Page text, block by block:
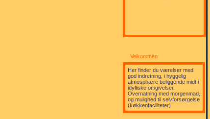
Velkommen
Her finder du værelser med
god indretning, i hyggelig
atmosphære beliggende midt i
idylliske omgivelser.
Overnatning med morgenmad,
og mulighed til selvforsørgelse
(køkkenfaciliteter)